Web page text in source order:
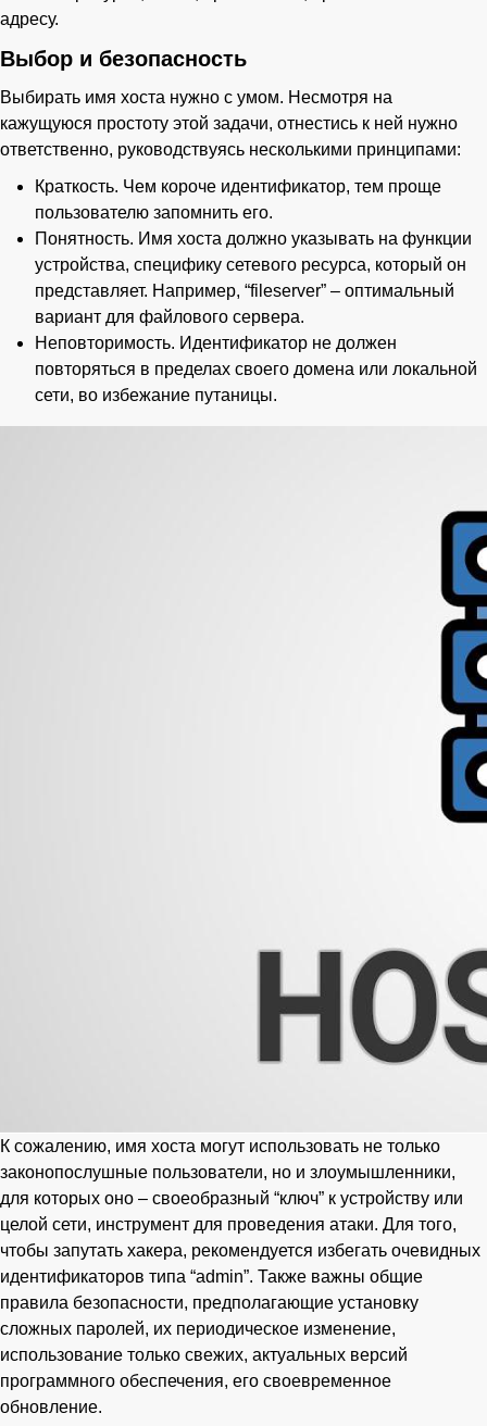
адресу.
Выбор и безопасность
Выбирать имя хоста нужно с умом. Несмотря на
кажущуюся простоту этой задачи, отнестись к ней нужно
ответственно, руководствуясь несколькими принципами:
Краткость. Чем короче идентификатор, тем проще
пользователю запомнить его.
Понятность. Имя хоста должно указывать на функции
устройства, специфику сетевого ресурса, который он
представляет. Например, “fileserver” – оптимальный
вариант для файлового сервера.
Неповторимость. Идентификатор не должен
повторяться в пределах своего домена или локальной
сети, во избежание путаницы.
К сожалению, имя хоста могут использовать не только
законопослушные пользователи, но и злоумышленники,
для которых оно – своеобразный “ключ” к устройству или
целой сети, инструмент для проведения атаки. Для того,
чтобы запутать хакера, рекомендуется избегать очевидных
идентификаторов типа “admin”. Также важны общие
правила безопасности, предполагающие установку
сложных паролей, их периодическое изменение,
использование только свежих, актуальных версий
программного обеспечения, его своевременное
обновление.